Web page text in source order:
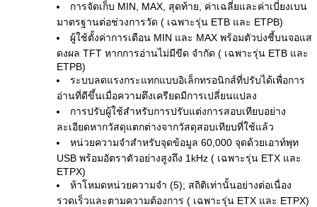
การจัดเก็บ MIN, MAX, สุดท้าย, ค่าเฉลี่ยและค่าเบี่ยงเบน
มาตรฐานต่อช่วงการวัด ( เฉพาะรุ่น ETB และ ETPB)
ผู้ใช้ตั้งค่าการเตือน MIN และ MAX พร้อมตัวบ่งชี้บนจอแส
ดงผล TFT หากการอ่านไม่มีขีด จำกัด ( เฉพาะรุ่น ETB และ
ETPB)
ระบบลดแรงกระแทกแบบอิเล็กทรอนิกส์ที่ปรับได้เพื่อการ
อ่านที่ดีขึ้นเมื่อความตึงเครียดมีการเปลี่ยนแปลง
การปรับผู้ใช้สำหรับการปรับแต่งการสอบเทียบอย่าง
ละเอียดหากวัสดุแตกต่างจากวัสดุสอบเทียบที่ใช้แล้ว
หน่วยความจำสำหรับจุดข้อมูล 60,000 จุดด้วยเอาท์พุท
USB พร้อมอัตราตัวอย่างสูงถึง 1kHz ( เฉพาะรุ่น ETX และ
ETPX)
ห้าโหมดหน่วยความจำ (5); สถิติเท่านั้นอย่างต่อเนื่อง
รวดเร็วและตามความต้องการ ( เฉพาะรุ่น ETX และ ETPX)